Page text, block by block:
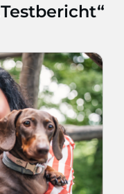
Testbericht“